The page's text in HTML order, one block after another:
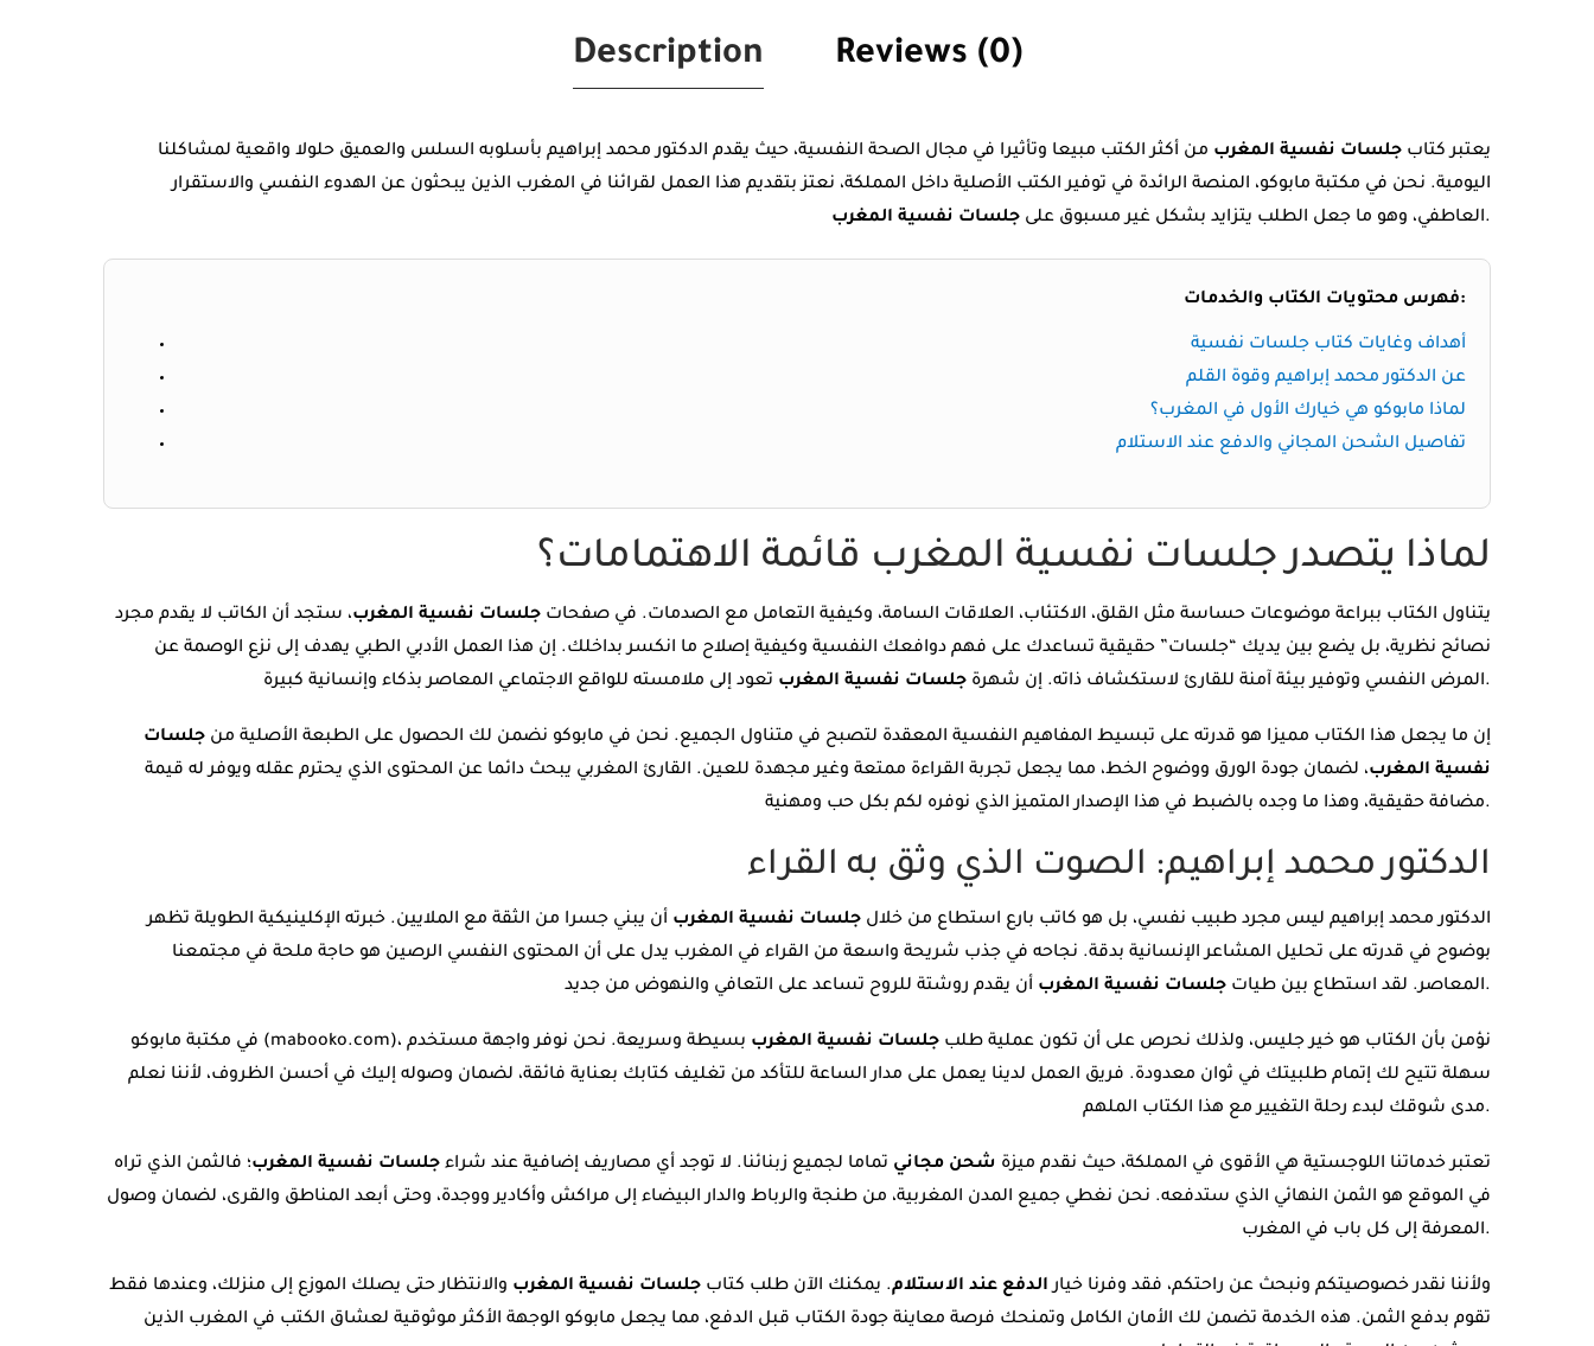
Description Reviews (0)
يعتبر كتاب جلسات نفسية المغرب من أكثر الكتب مبيعا وتأثيرا في مجال الصحة النفسية، حيث يقدم الدكتور محمد إبراهيم بأسلوبه السلس والعميق حلولا واقعية لمشاكلنا
اليومية. نحن في مكتبة مابوكو، المنصة الرائدة في توفير الكتب الأصلية داخل المملكة، نعتز بتقديم هذا العمل لقرائنا في المغرب الذين يبحثون عن الهدوء النفسي والاستقرار
العاطفي، وهو ما جعل الطلب يتزايد بشكل غير مسبوق على جلسات نفسية المغرب .
فهرس محتويات الكتاب والخدمات:
أهداف وغايات كتاب جلسات نفسية
عن الدكتور محمد إبراهيم وقوة القلم
لماذا مابوكو هي خيارك الأول في المغرب؟
تفاصيل الشحن المجاني والدفع عند الاستلام
لماذا يتصدر جلسات نفسية المغرب قائمة الاهتمامات؟
يتناول الكتاب ببراعة موضوعات حساسة مثل القلق، الاكتئاب، العلاقات السامة، وكيفية التعامل مع الصدمات. في صفحات جلسات نفسية المغرب، ستجد أن الكاتب لا يقدم مجرد
نصائح نظرية، بل يضع بين يديك “جلسات” حقيقية تساعدك على فهم دوافعك النفسية وكيفية إصلاح ما انكسر بداخلك. إن هذا العمل الأدبي الطبي يهدف إلى نزع الوصمة عن
المرض النفسي وتوفير بيئة آمنة للقارئ لاستكشاف ذاته. إن شهرة جلسات نفسية المغرب تعود إلى ملامسته للواقع الاجتماعي المعاصر بذكاء وإنسانية كبيرة.
إن ما يجعل هذا الكتاب مميزا هو قدرته على تبسيط المفاهيم النفسية المعقدة لتصبح في متناول الجميع. نحن في مابوكو نضمن لك الحصول على الطبعة الأصلية من جلسات
نفسية المغرب، لضمان جودة الورق ووضوح الخط، مما يجعل تجربة القراءة ممتعة وغير مجهدة للعين. القارئ المغربي يبحث دائما عن المحتوى الذي يحترم عقله ويوفر له قيمة
مضافة حقيقية، وهذا ما وجده بالضبط في هذا الإصدار المتميز الذي نوفره لكم بكل حب ومهنية.
الدكتور محمد إبراهيم: الصوت الذي وثق به القراء
الدكتور محمد إبراهيم ليس مجرد طبيب نفسي، بل هو كاتب بارع استطاع من خلال جلسات نفسية المغرب أن يبني جسرا من الثقة مع الملايين. خبرته الإكلينيكية الطويلة تظهر
بوضوح في قدرته على تحليل المشاعر الإنسانية بدقة. نجاحه في جذب شريحة واسعة من القراء في المغرب يدل على أن المحتوى النفسي الرصين هو حاجة ملحة في مجتمعنا
المعاصر. لقد استطاع بين طيات جلسات نفسية المغرب أن يقدم روشتة للروح تساعد على التعافي والنهوض من جديد.
في مكتبة مابوكو (mabooko.com)، نؤمن بأن الكتاب هو خير جليس، ولذلك نحرص على أن تكون عملية طلب جلسات نفسية المغرب بسيطة وسريعة. نحن نوفر واجهة مستخدم
سهلة تتيح لك إتمام طلبيتك في ثوان معدودة. فريق العمل لدينا يعمل على مدار الساعة للتأكد من تغليف كتابك بعناية فائقة، لضمان وصوله إليك في أحسن الظروف، لأننا نعلم
مدى شوقك لبدء رحلة التغيير مع هذا الكتاب الملهم.
تعتبر خدماتنا اللوجستية هي الأقوى في المملكة، حيث نقدم ميزة شحن مجاني تماما لجميع زبنائنا. لا توجد أي مصاريف إضافية عند شراء جلسات نفسية المغرب؛ فالثمن الذي تراه
في الموقع هو الثمن النهائي الذي ستدفعه. نحن نغطي جميع المدن المغربية، من طنجة والرباط والدار البيضاء إلى مراكش وأكادير ووجدة، وحتى أبعد المناطق والقرى، لضمان وصول
المعرفة إلى كل باب في المغرب.
ولأننا نقدر خصوصيتكم ونبحث عن راحتكم، فقد وفرنا خيارالدفع عند الاستلام. يمكنك الآن طلب كتاب جلسات نفسية المغرب والانتظار حتى يصلك الموزع إلى منزلك، وعندها فقط
تقوم بدفع الثمن. هذه الخدمة تضمن لك الأمان الكامل وتمنحك فرصة معاينة جودة الكتاب قبل الدفع، مما يجعل مابوكو الوجهة الأكثر موثوقية لعشاق الكتب في المغرب الذين